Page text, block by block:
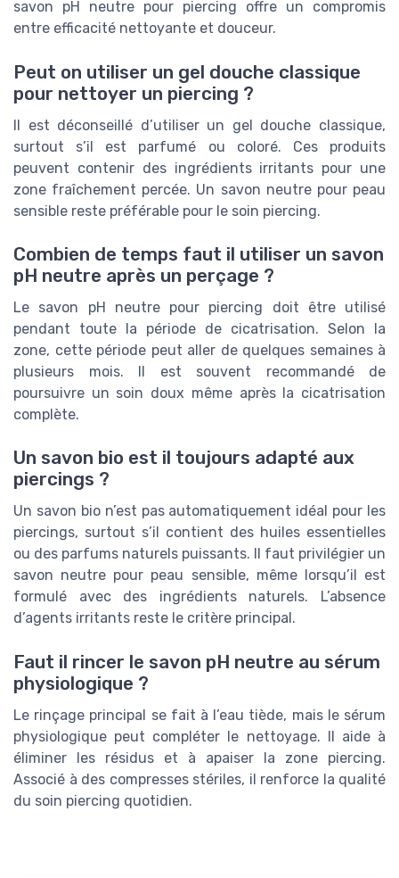
savon pH neutre pour piercing offre un compromis
entre efficacité nettoyante et douceur.
Peut on utiliser un gel douche classique
pour nettoyer un piercing ?
Il est déconseillé d’utiliser un gel douche classique,
surtout s’il est parfumé ou coloré. Ces produits
peuvent contenir des ingrédients irritants pour une
zone fraîchement percée. Un savon neutre pour peau
sensible reste préférable pour le soin piercing.
Combien de temps faut il utiliser un savon
pH neutre après un perçage ?
Le savon pH neutre pour piercing doit être utilisé
pendant toute la période de cicatrisation. Selon la
zone, cette période peut aller de quelques semaines à
plusieurs mois. Il est souvent recommandé de
poursuivre un soin doux même après la cicatrisation
complète.
Un savon bio est il toujours adapté aux
piercings ?
Un savon bio n’est pas automatiquement idéal pour les
piercings, surtout s’il contient des huiles essentielles
ou des parfums naturels puissants. Il faut privilégier un
savon neutre pour peau sensible, même lorsqu’il est
formulé avec des ingrédients naturels. L’absence
d’agents irritants reste le critère principal.
Faut il rincer le savon pH neutre au sérum
physiologique ?
Le rinçage principal se fait à l’eau tiède, mais le sérum
physiologique peut compléter le nettoyage. Il aide à
éliminer les résidus et à apaiser la zone piercing.
Associé à des compresses stériles, il renforce la qualité
du soin piercing quotidien.